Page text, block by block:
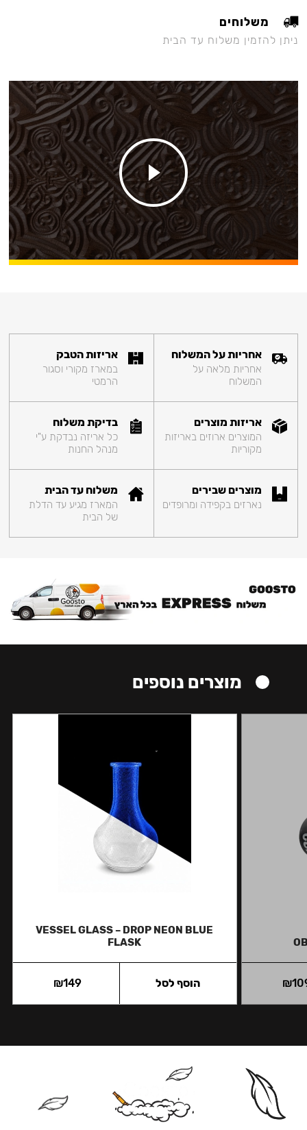
משלוחים
ניתן להזמין משלוח עד הבית
אחריות על המשלוח
אחריות מלאה על
המשלוח
אריזות הטבק
במארז מקורי וסגור
הרמטי
אריזות מוצרים
המוצרים ארוזים באריזות
מקוריות
בדיקת משלוח
כל אריזה נבדקת ע"י
מנהל החנות
מוצרים שבירים
נארזים בקפידה ומרופדים
משלוח עד הבית
המארז מגיע עד הדלת
של הבית
מוצרים נוספים
₪
VESSEL GLASS – DROP NEON BLUE
FLASK
₪149 הוסף לסל